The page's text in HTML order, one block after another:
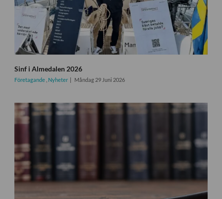
Sinf i Almedalen 2026
Företagande Nyheter Måndag 29 Juni 2026